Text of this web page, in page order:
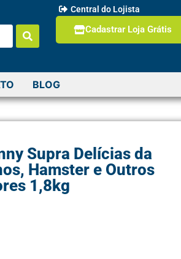
Central do Lojista
Cadastrar Loja Grátis
BLOG
Supra Delícias da
Hamster e Outros
1,8kg